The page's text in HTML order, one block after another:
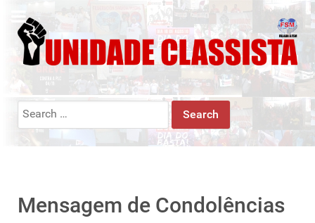
Search
Mensagem de Condolências